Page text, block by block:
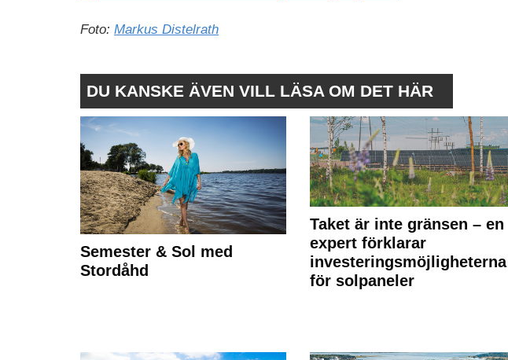
Foto: Markus Distelrath
DU KANSKE ÄVEN VILL LÄSA OM DET HÄR
Semester & Sol med
Stordåhd
Taket är inte gränsen – en
expert förklarar
investeringsmöjligheterna
för solpaneler